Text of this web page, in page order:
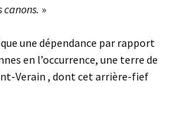
canons. »
une dépendance par rapport
en l’occurrence, une terre de
Verain , dont cet arrière-fief